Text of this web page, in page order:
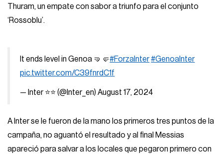
Thuram, un empate con sabor a triunfo para el conjunto
‘Rossoblu’.
It ends level in Genoa 🤜🤛#ForzaInter#GenoaInter
pic.twitter.com/C39fnrdC1f
— Inter ⭐⭐ (@Inter_en)August 17, 2024
A Inter se le fueron de la mano los primeros tres puntos de la
campaña, no aguantó el resultado y al final Messias
apareció para salvar a los locales que pegaron primero con